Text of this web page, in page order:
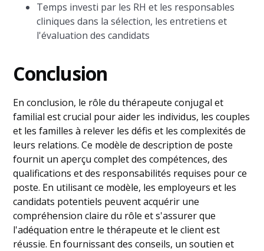
Temps investi par les RH et les responsables
cliniques dans la sélection, les entretiens et
l'évaluation des candidats
Conclusion
En conclusion, le rôle du thérapeute conjugal et
familial est crucial pour aider les individus, les couples
et les familles à relever les défis et les complexités de
leurs relations. Ce modèle de description de poste
fournit un aperçu complet des compétences, des
qualifications et des responsabilités requises pour ce
poste. En utilisant ce modèle, les employeurs et les
candidats potentiels peuvent acquérir une
compréhension claire du rôle et s'assurer que
l'adéquation entre le thérapeute et le client est
réussie. En fournissant des conseils, un soutien et